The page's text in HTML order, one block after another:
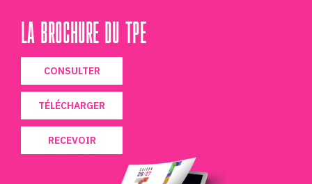
LA BROCHURE DU TPE
CONSULTER
TÉLÉCHARGER
RECEVOIR